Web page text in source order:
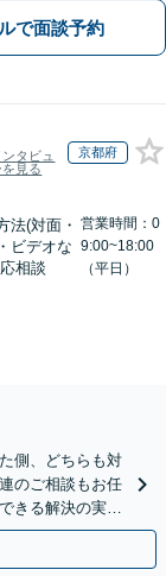
で面談予約
ンタビュ
を見る
京都府
法(対面・
ビデオな
相談
営業時間：0
9:00~18:00
（平日）
側、どちらも対
のご相談もお任
きる解決の実現